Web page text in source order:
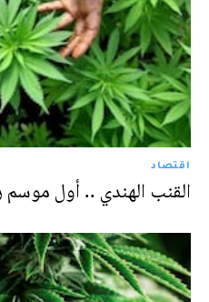
اقتصاد
القنب الهندي .. أول